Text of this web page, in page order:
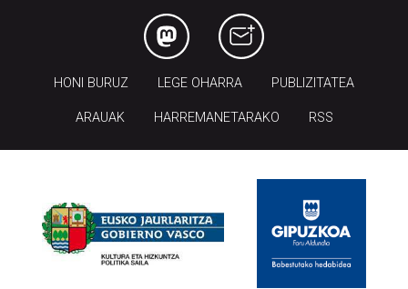
HONI BURUZ LEGE OHARRA PUBLIZITATEA
ARAUAK HARREMANETARAKO RSS